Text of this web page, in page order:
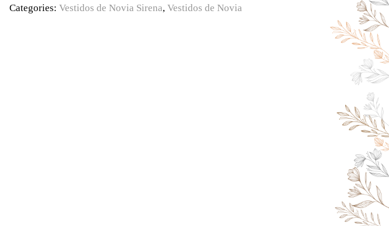
Categories: Vestidos de Novia Sirena, Vestidos de Novia